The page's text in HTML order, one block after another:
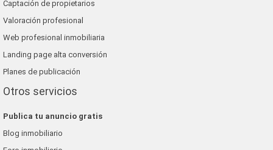
Captación de propietarios
Valoración profesional
Web profesional inmobiliaria
Landing page alta conversión
Planes de publicación
Otros servicios
Publica tu anuncio gratis
Blog inmobiliario